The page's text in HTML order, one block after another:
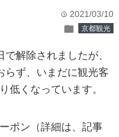
time 2021/03/10
folder 京都観光
解除されましたが、
らず、いまだに観光客
低くなっています。
ポン（詳細は、記事